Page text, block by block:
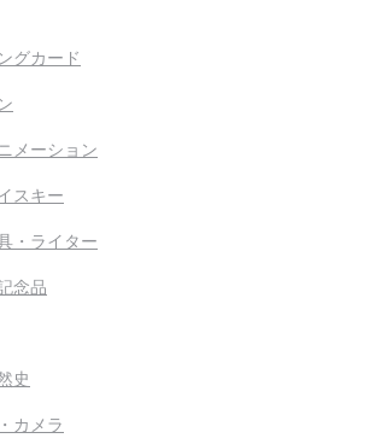
グカード
メーション
スキー
・ライター
念品
史
カメラ